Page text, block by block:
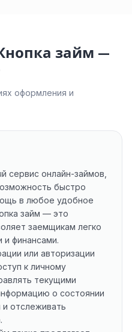
займ —
оформления и
сервис онлайн-займов,
быстро
в любое удобное
займ — это
заемщикам легко
и финансами.
или авторизации
к личному
текущими
о состоянии
отслеживать